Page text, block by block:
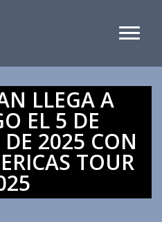
LLEGA A
EL 5 DE
2025 CON
TOUR